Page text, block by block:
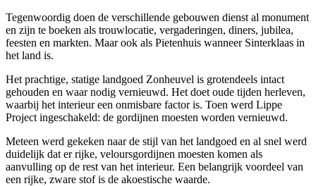
Tegenwoordig doen de verschillende gebouwen dienst al monument
en zijn te boeken als trouwlocatie, vergaderingen, diners, jubilea,
feesten en markten. Maar ook als Pietenhuis wanneer Sinterklaas in
het land is.
Het prachtige, statige landgoed Zonheuvel is grotendeels intact
gehouden en waar nodig vernieuwd. Het doet oude tijden herleven,
waarbij het interieur een onmisbare factor is. Toen werd Lippe
Project ingeschakeld: de gordijnen moesten worden vernieuwd.
Meteen werd gekeken naar de stijl van het landgoed en al snel werd
duidelijk dat er rijke, veloursgordijnen moesten komen als
aanvulling op de rest van het interieur. Een belangrijk voordeel van
een rijke, zware stof is de akoestische waarde.